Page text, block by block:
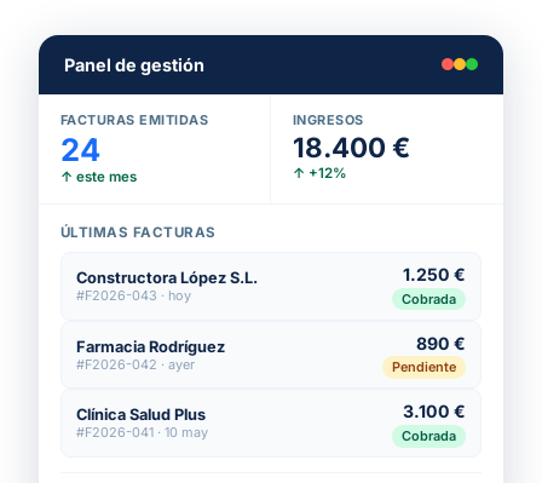
Panel de gestión
FACTURAS EMITIDAS
24
↑ este mes
INGRESOS
18.400 €
↑ +12%
ÚLTIMAS FACTURAS
Constructora López S.L.
#F2026-043 · hoy
1.250 €
Cobrada
Farmacia Rodríguez
#F2026-042 · ayer
890 €
Pendiente
Clínica Salud Plus
#F2026-041 · 10 may
3.100 €
Cobrada